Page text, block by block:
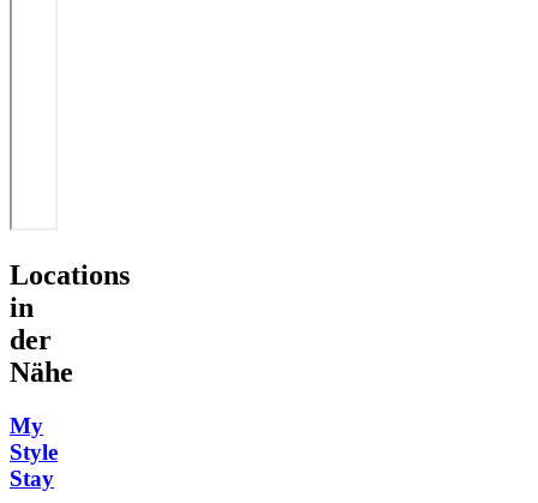
Locations
in
der
Nähe
My
Style
Stay